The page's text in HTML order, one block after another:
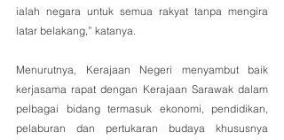
ialah negara untuk semua rakyat tanpa mengira
latar belakang,” katanya.
Menurutnya, Kerajaan Negeri menyambut baik
kerjasama rapat dengan Kerajaan Sarawak dalam
pelbagai bidang termasuk ekonomi, pendidikan,
pelaburan dan pertukaran budaya khususnya